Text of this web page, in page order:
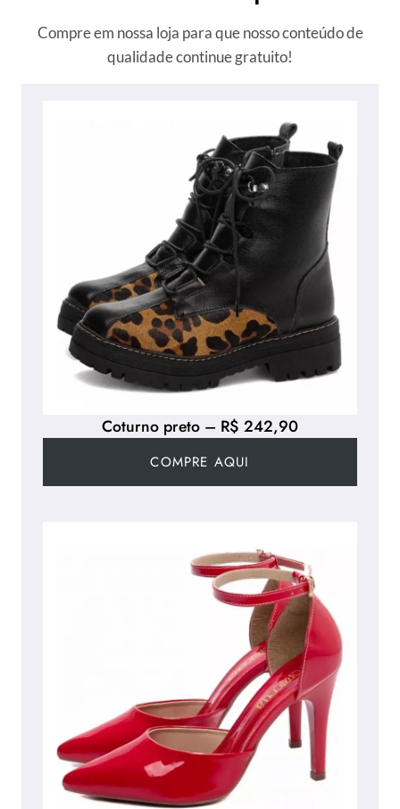
Compre em nossa loja para que nosso conteúdo de
qualidade continue gratuito!
Coturno preto – R$ 242,90
COMPRE AQUI